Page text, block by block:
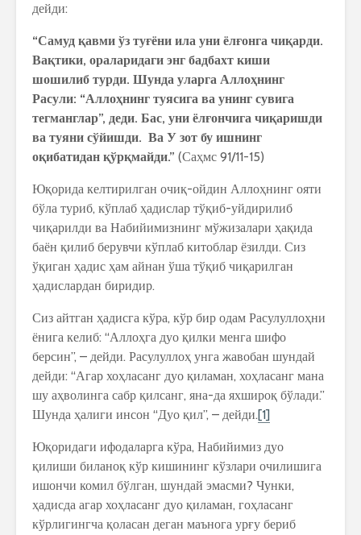
дейди:
“Самуд қавми ўз туғёни ила уни ёлғонга чиқарди.
Вақтики, ораларидаги энг бадбахт киши
шошилиб турди. Шунда уларга Аллоҳнинг
Расули: “Аллоҳнинг туясига ва унинг сувига
тегманглар”, деди. Бас, уни ёлғончига чиқаришди
ва туяни сўйишди. Ва У зот бу ишнинг
оқибатидан қўрқмайди.” (Саҳмс 91/11-15)
Юқорида келтирилган очиқ-ойдин Аллоҳнинг ояти
бўла туриб, кўплаб ҳадислар тўқиб-уйдирилиб
чиқарилди ва Набийимизнинг мўжизалари ҳақида
баён қилиб берувчи кўплаб китоблар ёзилди. Сиз
ўқиган ҳадис ҳам айнан ўша тўқиб чиқарилган
ҳадислардан биридир.
Сиз айтган ҳадисга кўра, кўр бир одам Расулуллоҳни
ёнига келиб: “Аллоҳга дуо қилки менга шифо
берсин”, – дейди. Расулуллоҳ унга жавобан шундай
дейди: “Агар хоҳласанг дуо қиламан, хоҳласанг мана
шу аҳволинга сабр қилсанг, яна-да яхшироқ бўлади.”
Шунда ҳалиги инсон “Дуо қил”, – дейди.[1]
Юқоридаги ифодаларга кўра, Набийимиз дуо
қилиши биланоқ кўр кишининг кўзлари очилишига
ишончи комил бўлган, шундай эмасми? Чунки,
ҳадисда агар хоҳласанг дуо қиламан, гоҳласанг
кўрлигингча қоласан деган маънога урғу бериб